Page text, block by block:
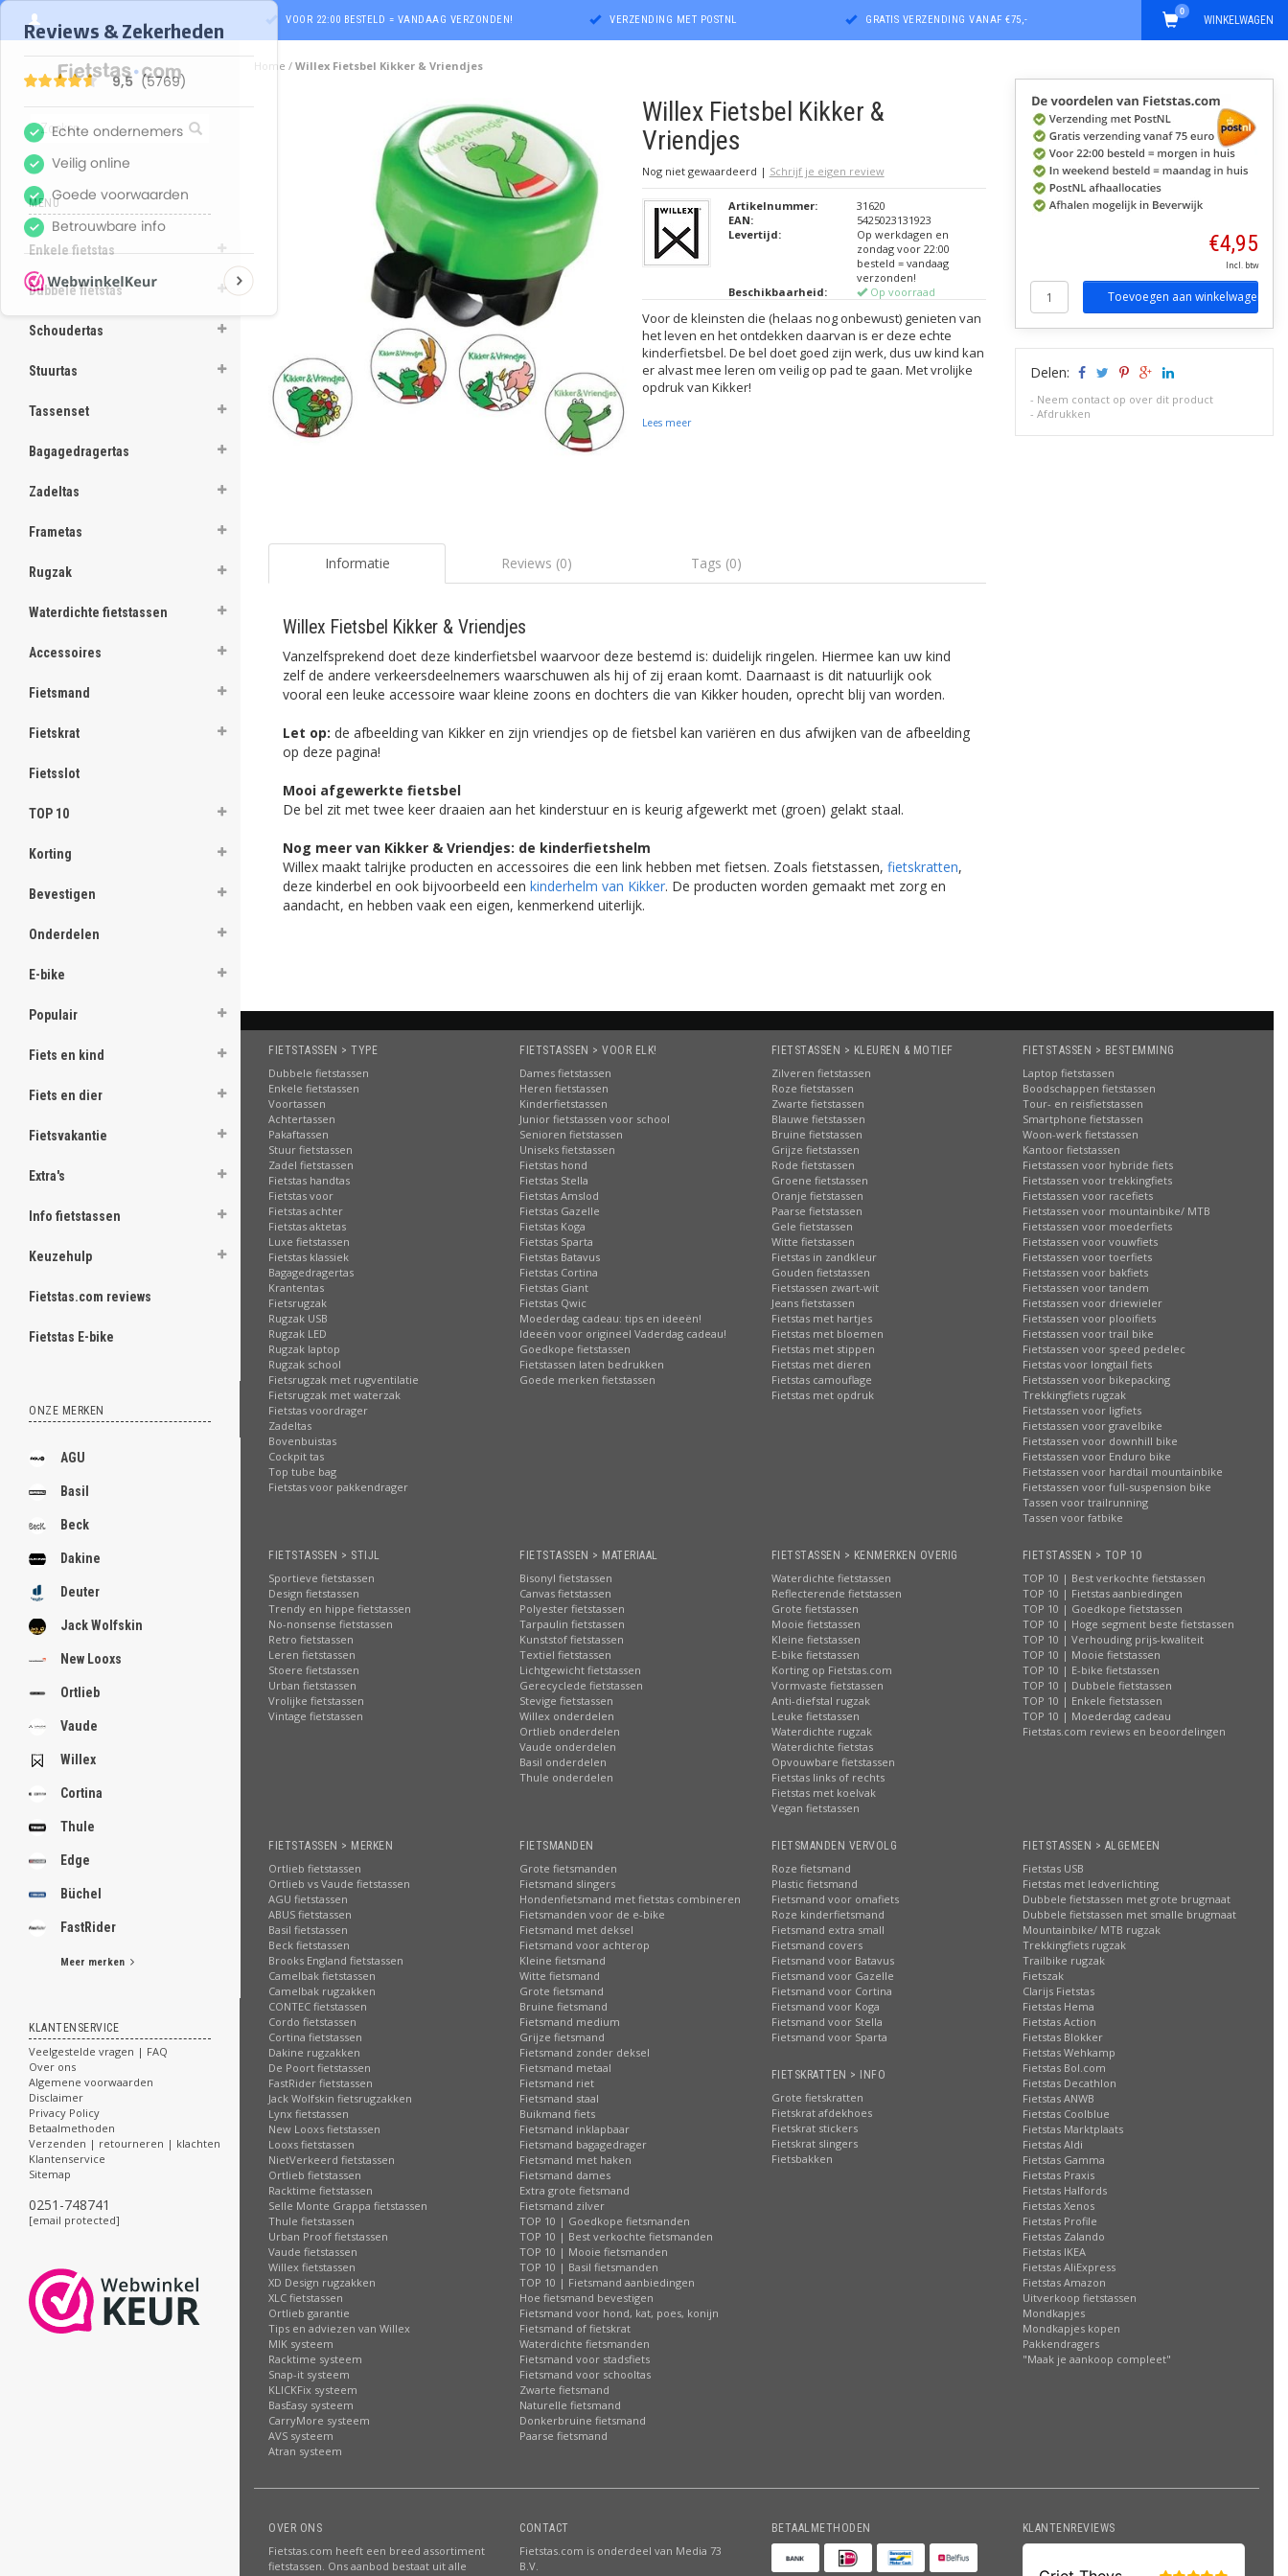
VOOR 22:00 BESTELD = VANDAAG VERZONDEN! VERZENDING MET POSTNL GRATIS VERZENDING VANAF €75,- WINKELWAGEN
0
MENU
Enkele fietstas
Dubbele fietstas
Schoudertas
Stuurtas
Tassenset
Bagagedragertas
Zadeltas
Frametas
Rugzak
Waterdichte fietstassen
Accessoires
Fietsmand
Fietskrat
Fietsslot
TOP 10
Korting
Bevestigen
Onderdelen
E-bike
Populair
Fiets en kind
Fiets en dier
Fietsvakantie
Extra's
Info fietstassen
Keuzehulp
Fietstas.com reviews
Fietstas E-bike
ONZE MERKEN
AGU
Basil
Beck
Dakine
Deuter
Jack Wolfskin
New Looxs
Ortlieb
Vaude
Willex
Cortina
Thule
Edge
Büchel
FastRider
Meer merken
KLANTENSERVICE
Veelgestelde vragen | FAQ
Over ons
Algemene voorwaarden
Disclaimer
Privacy Policy
Betaalmethoden
Verzenden | retourneren | klachten
Klantenservice
Sitemap
0251-748741
[email protected]
ghost
.
.
.
.
.
.
.
.
.
.
.
.
Home / Willex Fietsbel Kikker & Vriendjes
Willex Fietsbel Kikker &
Vriendjes
Nog niet gewaardeerd | Schrijf je eigen review
Artikelnummer:
31620
EAN:
5425023131923
Levertijd:
Op werkdagen en
zondag voor 22:00
besteld = vandaag
verzonden!
Beschikbaarheid:
Op voorraad
Voor de kleinsten die (helaas nog onbewust) genieten van
het leven en het ontdekken daarvan is er deze echte
kinderfietsbel. De bel doet goed zijn werk, dus uw kind kan
er alvast mee leren om veilig op pad te gaan. Met vrolijke
opdruk van Kikker!
Lees meer
Informatie Reviews (0) Tags (0)
Willex Fietsbel Kikker & Vriendjes
Vanzelfsprekend doet deze kinderfietsbel waarvoor deze bestemd is: duidelijk ringelen. Hiermee kan uw kind
zelf de andere verkeersdeelnemers waarschuwen als hij of zij eraan komt. Daarnaast is dit natuurlijk ook
vooral een leuke accessoire waar kleine zoons en dochters die van Kikker houden, oprecht blij van worden.
Let op: de afbeelding van Kikker en zijn vriendjes op de fietsbel kan variëren en dus afwijken van de afbeelding
op deze pagina!
Mooi afgewerkte fietsbel
De bel zit met twee keer draaien aan het kinderstuur en is keurig afgewerkt met (groen) gelakt staal.
Nog meer van Kikker & Vriendjes: de kinderfietshelm
Willex maakt talrijke producten en accessoires die een link hebben met fietsen. Zoals fietstassen, fietskratten,
deze kinderbel en ook bijvoorbeeld een kinderhelm van Kikker. De producten worden gemaakt met zorg en
aandacht, en hebben vaak een eigen, kenmerkend uiterlijk.
€4,95
Incl. btw
Toevoegen aan winkelwagen
Delen:
- Neem contact op over dit product
-Afdrukken
FIETSTASSEN > TYPE
Dubbele fietstassen
Enkele fietstassen
Voortassen
Achtertassen
Pakaftassen
Stuur fietstassen
Zadel fietstassen
Fietstas handtas
Fietstas voor
Fietstas achter
Fietstas aktetas
Luxe fietstassen
Fietstas klassiek
Bagagedragertas
Krantentas
Fietsrugzak
Rugzak USB
Rugzak LED
Rugzak laptop
Rugzak school
Fietsrugzak met rugventilatie
Fietsrugzak met waterzak
Fietstas voordrager
Zadeltas
Bovenbuistas
Cockpit tas
Top tube bag
Fietstas voor pakkendrager
FIETSTASSEN > VOOR ELK!
Dames fietstassen
Heren fietstassen
Kinderfietstassen
Junior fietstassen voor school
Senioren fietstassen
Uniseks fietstassen
Fietstas hond
Fietstas Stella
Fietstas Amslod
Fietstas Gazelle
Fietstas Koga
Fietstas Sparta
Fietstas Batavus
Fietstas Cortina
Fietstas Giant
Fietstas Qwic
Moederdag cadeau: tips en ideeën!
Ideeën voor origineel Vaderdag cadeau!
Goedkope fietstassen
Fietstassen laten bedrukken
Goede merken fietstassen
FIETSTASSEN > KLEUREN & MOTIEF
Zilveren fietstassen
Roze fietstassen
Zwarte fietstassen
Blauwe fietstassen
Bruine fietstassen
Grijze fietstassen
Rode fietstassen
Groene fietstassen
Oranje fietstassen
Paarse fietstassen
Gele fietstassen
Witte fietstassen
Fietstas in zandkleur
Gouden fietstassen
Fietstassen zwart-wit
Jeans fietstassen
Fietstas met hartjes
Fietstas met bloemen
Fietstas met stippen
Fietstas met dieren
Fietstas camouflage
Fietstas met opdruk
FIETSTASSEN > BESTEMMING
Laptop fietstassen
Boodschappen fietstassen
Tour- en reisfietstassen
Smartphone fietstassen
Woon-werk fietstassen
Kantoor fietstassen
Fietstassen voor hybride fiets
Fietstassen voor trekkingfiets
Fietstassen voor racefiets
Fietstassen voor mountainbike/ MTB
Fietstassen voor moederfiets
Fietstassen voor vouwfiets
Fietstassen voor toerfiets
Fietstassen voor bakfiets
Fietstassen voor tandem
Fietstassen voor driewieler
Fietstassen voor plooifiets
Fietstassen voor trail bike
Fietstassen voor speed pedelec
Fietstas voor longtail fiets
Fietstassen voor bikepacking
Trekkingfiets rugzak
Fietstassen voor ligfiets
Fietstassen voor gravelbike
Fietstassen voor downhill bike
Fietstassen voor Enduro bike
Fietstassen voor hardtail mountainbike
Fietstassen voor full-suspension bike
Tassen voor trailrunning
Tassen voor fatbike
FIETSTASSEN > STIJL
Sportieve fietstassen
Design fietstassen
Trendy en hippe fietstassen
No-nonsense fietstassen
Retro fietstassen
Leren fietstassen
Stoere fietstassen
Urban fietstassen
Vrolijke fietstassen
Vintage fietstassen
FIETSTASSEN > MATERIAAL
Bisonyl fietstassen
Canvas fietstassen
Polyester fietstassen
Tarpaulin fietstassen
Kunststof fietstassen
Textiel fietstassen
Lichtgewicht fietstassen
Gerecyclede fietstassen
Stevige fietstassen
Willex onderdelen
Ortlieb onderdelen
Vaude onderdelen
Basil onderdelen
Thule onderdelen
FIETSTASSEN > KENMERKEN OVERIG
Waterdichte fietstassen
Reflecterende fietstassen
Grote fietstassen
Mooie fietstassen
Kleine fietstassen
E-bike fietstassen
Korting op Fietstas.com
Vormvaste fietstassen
Anti-diefstal rugzak
Leuke fietstassen
Waterdichte rugzak
Waterdichte fietstas
Opvouwbare fietstassen
Fietstas links of rechts
Fietstas met koelvak
Vegan fietstassen
FIETSTASSEN > TOP 10
TOP 10 | Best verkochte fietstassen
TOP 10 | Fietstas aanbiedingen
TOP 10 | Goedkope fietstassen
TOP 10 | Hoge segment beste fietstassen
TOP 10 | Verhouding prijs-kwaliteit
TOP 10 | Mooie fietstassen
TOP 10 | E-bike fietstassen
TOP 10 | Dubbele fietstassen
TOP 10 | Enkele fietstassen
TOP 10 | Moederdag cadeau
Fietstas.com reviews en beoordelingen
FIETSTASSEN > MERKEN
Ortlieb fietstassen
Ortlieb vs Vaude fietstassen
AGU fietstassen
ABUS fietstassen
Basil fietstassen
Beck fietstassen
Brooks England fietstassen
Camelbak fietstassen
Camelbak rugzakken
CONTEC fietstassen
Cordo fietstassen
Cortina fietstassen
Dakine rugzakken
De Poort fietstassen
FastRider fietstassen
Jack Wolfskin fietsrugzakken
Lynx fietstassen
New Looxs fietstassen
Looxs fietstassen
NietVerkeerd fietstassen
Ortlieb fietstassen
Racktime fietstassen
Selle Monte Grappa fietstassen
Thule fietstassen
Urban Proof fietstassen
Vaude fietstassen
Willex fietstassen
XD Design rugzakken
XLC fietstassen
Ortlieb garantie
Tips en adviezen van Willex
MIK systeem
Racktime systeem
Snap-it systeem
KLICKFix systeem
BasEasy systeem
CarryMore systeem
AVS systeem
Atran systeem
FIETSMANDEN
Grote fietsmanden
Fietsmand slingers
Hondenfietsmand met fietstas combineren
Fietsmanden voor de e-bike
Fietsmand met deksel
Fietsmand voor achterop
Kleine fietsmand
Witte fietsmand
Grote fietsmand
Bruine fietsmand
Fietsmand medium
Grijze fietsmand
Fietsmand zonder deksel
Fietsmand metaal
Fietsmand riet
Fietsmand staal
Buikmand fiets
Fietsmand inklapbaar
Fietsmand bagagedrager
Fietsmand met haken
Fietsmand dames
Extra grote fietsmand
Fietsmand zilver
TOP 10 | Goedkope fietsmanden
TOP 10 | Best verkochte fietsmanden
TOP 10 | Mooie fietsmanden
TOP 10 | Basil fietsmanden
TOP 10 | Fietsmand aanbiedingen
Hoe fietsmand bevestigen
Fietsmand voor hond, kat, poes, konijn
Fietsmand of fietskrat
Waterdichte fietsmanden
Fietsmand voor stadsfiets
Fietsmand voor schooltas
Zwarte fietsmand
Naturelle fietsmand
Donkerbruine fietsmand
Paarse fietsmand
FIETSMANDEN VERVOLG
Roze fietsmand
Plastic fietsmand
Fietsmand voor omafiets
Roze kinderfietsmand
Fietsmand extra small
Fietsmand covers
Fietsmand voor Batavus
Fietsmand voor Gazelle
Fietsmand voor Cortina
Fietsmand voor Koga
Fietsmand voor Stella
Fietsmand voor Sparta
FIETSKRATTEN > INFO
Grote fietskratten
Fietskrat afdekhoes
Fietskrat stickers
Fietskrat slingers
Fietsbakken
FIETSTASSEN > ALGEMEEN
Fietstas USB
Fietstas met ledverlichting
Dubbele fietstassen met grote brugmaat
Dubbele fietstassen met smalle brugmaat
Mountainbike/ MTB rugzak
Trekkingfiets rugzak
Trailbike rugzak
Fietszak
Clarijs Fietstas
Fietstas Hema
Fietstas Action
Fietstas Blokker
Fietstas Wehkamp
Fietstas Bol.com
Fietstas Decathlon
Fietstas ANWB
Fietstas Coolblue
Fietstas Marktplaats
Fietstas Aldi
Fietstas Gamma
Fietstas Praxis
Fietstas Halfords
Fietstas Xenos
Fietstas Profile
Fietstas Zalando
Fietstas IKEA
Fietstas AliExpress
Fietstas Amazon
Uitverkoop fietstassen
Mondkapjes
Mondkapjes kopen
Pakkendragers
"Maak je aankoop compleet"
OVER ONS
Fietstas.com heeft een breed assortiment
fietstassen. Ons aanbod bestaat uit alle
CONTACT
Fietstas.com is onderdeel van Media 73
B.V.
BETAALMETHODEN KLANTENREVIEWS